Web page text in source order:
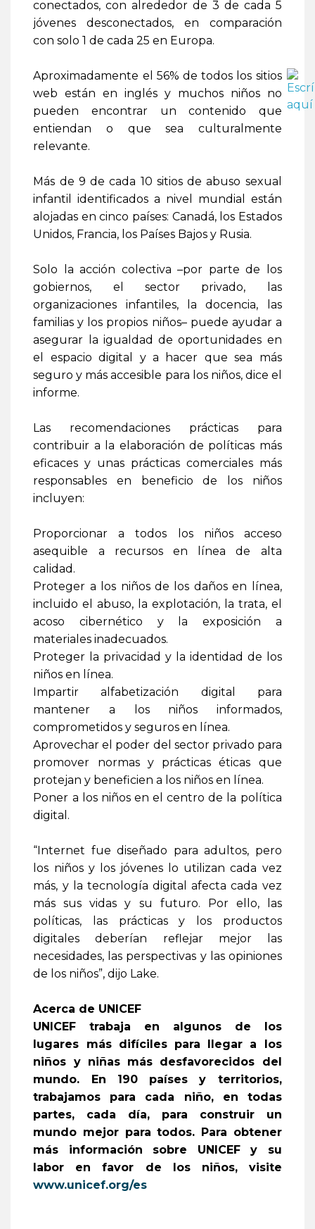
conectados, con alrededor de 3 de cada 5
jóvenes desconectados, en comparación
con solo 1 de cada 25 en Europa.
Aproximadamente el 56% de todos los sitios
web están en inglés y muchos niños no
pueden encontrar un contenido que
entiendan o que sea culturalmente
relevante.
Más de 9 de cada 10 sitios de abuso sexual
infantil identificados a nivel mundial están
alojadas en cinco países: Canadá, los Estados
Unidos, Francia, los Países Bajos y Rusia.
Solo la acción colectiva –por parte de los
gobiernos, el sector privado, las
organizaciones infantiles, la docencia, las
familias y los propios niños– puede ayudar a
asegurar la igualdad de oportunidades en
el espacio digital y a hacer que sea más
seguro y más accesible para los niños, dice el
informe.
Las recomendaciones prácticas para
contribuir a la elaboración de políticas más
eficaces y unas prácticas comerciales más
responsables en beneficio de los niños
incluyen:
Proporcionar a todos los niños acceso
asequible a recursos en línea de alta
calidad.
Proteger a los niños de los daños en línea,
incluido el abuso, la explotación, la trata, el
acoso cibernético y la exposición a
materiales inadecuados.
Proteger la privacidad y la identidad de los
niños en línea.
Impartir alfabetización digital para
mantener a los niños informados,
comprometidos y seguros en línea.
Aprovechar el poder del sector privado para
promover normas y prácticas éticas que
protejan y beneficien a los niños en línea.
Poner a los niños en el centro de la política
digital.
“Internet fue diseñado para adultos, pero
los niños y los jóvenes lo utilizan cada vez
más, y la tecnología digital afecta cada vez
más sus vidas y su futuro. Por ello, las
políticas, las prácticas y los productos
digitales deberían reflejar mejor las
necesidades, las perspectivas y las opiniones
de los niños”, dijo Lake.
Acerca de UNICEF
UNICEF trabaja en algunos de los
lugares más difíciles para llegar a los
niños y niñas más desfavorecidos del
mundo. En 190 países y territorios,
trabajamos para cada niño, en todas
partes, cada día, para construir un
mundo mejor para todos. Para obtener
más información sobre UNICEF y su
labor en favor de los niños, visite
www.unicef.org/es